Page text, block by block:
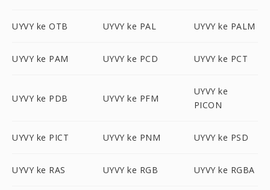
UYVY ke OTB UYVY ke PAL UYVY ke PALM
UYVY ke PAM UYVY ke PCD UYVY ke PCT
UYVY ke PDB UYVY ke PFM
UYVY ke
PICON
UYVY ke PICT UYVY ke PNM UYVY ke PSD
UYVY ke RAS UYVY ke RGB UYVY ke RGBA